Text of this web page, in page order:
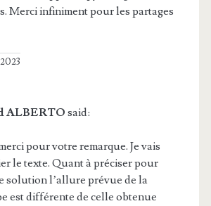
Merci infiniment pour les partages
ALBERTO said:
pour votre remarque. Je vais
le texte. Quant à préciser pour
solution l’allure prévue de la
est différente de celle obtenue